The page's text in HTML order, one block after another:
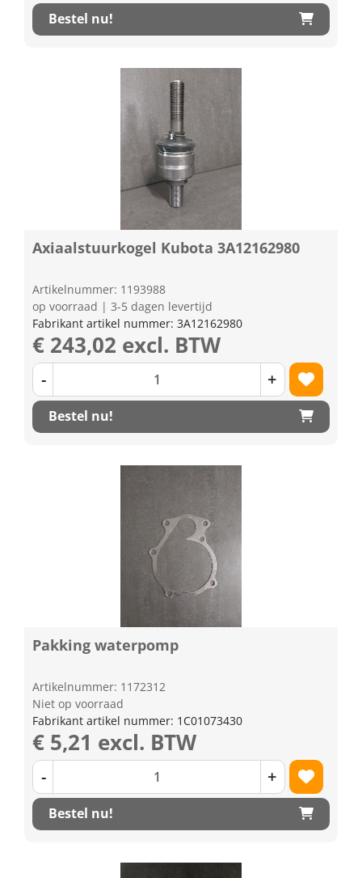
Bestel nu!
Axiaalstuurkogel Kubota 3A12162980
Artikelnummer: 1193988
op voorraad | 3-5 dagen levertijd
Fabrikant artikel nummer: 3A12162980
€ 243,02 excl. BTW
- +
Bestel nu!
Pakking waterpomp
Artikelnummer: 1172312
Niet op voorraad
Fabrikant artikel nummer: 1C01073430
€ 5,21 excl. BTW
- +
Bestel nu!